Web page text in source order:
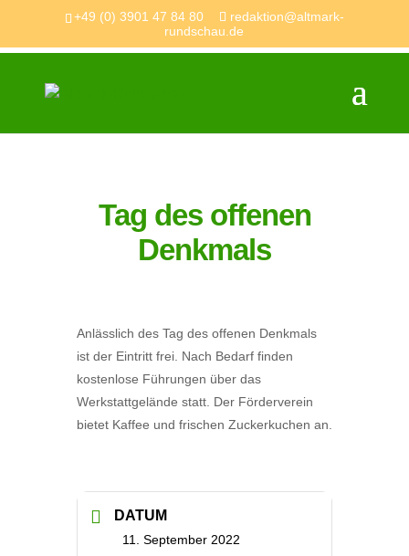
+49 (0) 3901 47 84 80
redaktion@altmark-
rundschau.de
Tag des offenen
Denkmals
Anlässlich des Tag des offenen Denkmals
ist der Eintritt frei. Nach Bedarf finden
kostenlose Führungen über das
Werkstattgelände statt. Der Förderverein
bietet Kaffee und frischen Zuckerkuchen an.
DATUM
11. September 2022